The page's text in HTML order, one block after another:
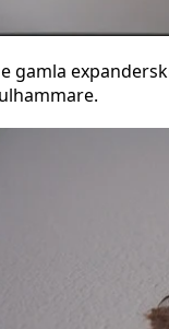
gamla